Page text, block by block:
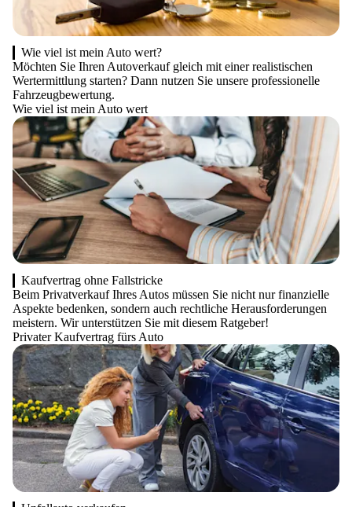
Wie viel ist mein Auto wert?
Möchten Sie Ihren Autoverkauf gleich mit einer realistischen
Wertermittlung starten? Dann nutzen Sie unsere professionelle
Fahrzeugbewertung.
Wie viel ist mein Auto wert
Kaufvertrag ohne Fallstricke
Beim Privatverkauf Ihres Autos müssen Sie nicht nur finanzielle
Aspekte bedenken, sondern auch rechtliche Herausforderungen
meistern. Wir unterstützen Sie mit diesem Ratgeber!
Privater Kaufvertrag fürs Auto